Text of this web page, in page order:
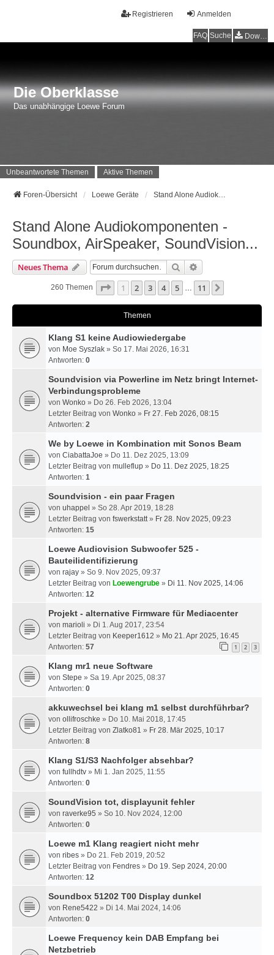
Anmelden
Registrieren
FAQ Suche Downloads
Die Oberklasse
Das unabhängige Loewe Forum
Unbeantwortete Themen Aktive Themen
Foren-Übersicht Loewe Geräte Stand Alone Audiokomponenten - Soundbox, AirSpeaker, SoundVision...
Stand Alone Audiokomponenten -
Soundbox, AirSpeaker, SoundVision...
Neues Thema Suche
260 Themen Seite 1Von 11
1 2 3 4 5 … 11
Themen
Klang S1 keine Audiowiedergabe
von Moe Syszlak » So 17. Mai 2026, 16:31
Antworten: 0
Soundvision via Powerline im Netz bringt Internet-
Verbindungsprobleme
von Wonko » Do 26. Feb 2026, 13:04
Letzter Beitrag von Wonko » Fr 27. Feb 2026, 08:15
Antworten: 2
We by Loewe in Kombination mit Sonos Beam
von CiabattaJoe » Do 11. Dez 2025, 13:09
Letzter Beitrag von mulleflup » Do 11. Dez 2025, 18:25
Antworten: 1
Soundvision - ein paar Fragen
von uhappel » So 28. Apr 2019, 18:28
Letzter Beitrag von fswerkstatt» Fr 28. Nov 2025, 09:23
Antworten: 15
Loewe Audiovision Subwoofer 525 -
Bauteilidentifizierung
von rajay » So 9. Nov 2025, 09:37
Letzter Beitrag von Loewengrube » Di 11. Nov 2025, 14:06
Antworten: 12
Projekt - alternative Firmware für Mediacenter
von marioli » Di 1. Aug 2017, 23:54
Letzter Beitrag von Keeper1612 » Mo 21. Apr 2025, 16:45
Antworten: 57 1 2 3
Klang mr1 neue Software
von Stepe » Sa 19. Apr 2025, 08:37
Antworten: 0
akkuwechsel bei klang m1 selbst durchführbar?
von ollifroschke » Do 10. Mai 2018, 17:45
Letzter Beitrag von Zlatko81 » Fr 28. Mär 2025, 10:17
Antworten: 8
Klang S1/S3 Nachfolger absehbar?
von fullhdtv » Mi 1. Jan 2025, 11:55
Antworten: 0
SoundVision tot, displayunit fehler
von raverke95 » So 10. Nov 2024, 12:00
Antworten: 0
Loewe m1 Klang reagiert nicht mehr
von ribes » Do 21. Feb 2019, 20:52
Letzter Beitrag von Fendres » Do 19. Sep 2024, 20:00
Antworten: 12
Soundbox 51202 T00 Display dunkel
von Rene5422 » Di 14. Mai 2024, 14:06
Antworten: 0
Loewe Frequency kein DAB Empfang bei
Netzbetrieb